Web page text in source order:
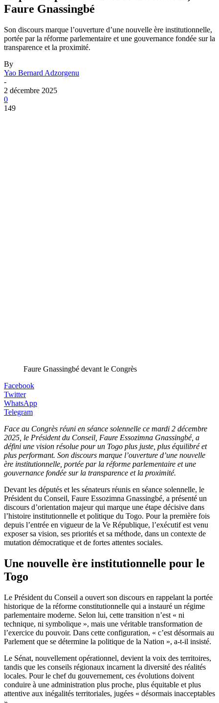
Faure Gnassingbé
Son discours marque l’ouverture d’une nouvelle ère institutionnelle,
portée par la réforme parlementaire et une gouvernance fondée sur la
transparence et la proximité.
By
Yao Bernard Adzorgenu
-
2 décembre 2025
0
149
Faure Gnassingbé devant le Congrès
Facebook
Twitter
WhatsApp
Telegram
Face au Congrès réuni en séance solennelle ce mardi 2 décembre
2025, le Président du Conseil, Faure Essozimna Gnassingbé, a
défini une vision résolue pour un Togo plus juste, plus équilibré et
plus performant. Son discours marque l’ouverture d’une nouvelle
ère institutionnelle, portée par la réforme parlementaire et une
gouvernance fondée sur la transparence et la proximité.
Devant les députés et les sénateurs réunis en séance solennelle, le
Président du Conseil, Faure Essozimna Gnassingbé, a présenté un
discours d’orientation majeur qui marque une étape décisive dans
l’histoire institutionnelle et politique du Togo. Pour la première fois
depuis l’entrée en vigueur de la Ve République, l’exécutif est venu
exposer sa vision, ses priorités et sa méthode, dans un contexte de
mutation démocratique et de fortes attentes sociales.
Une nouvelle ère institutionnelle pour le
Togo
Le Président du Conseil a ouvert son discours en rappelant la portée
historique de la réforme constitutionnelle qui a instauré un régime
parlementaire moderne. Selon lui, cette transition n’est « ni
technique, ni symbolique », mais une véritable transformation de
l’exercice du pouvoir. Dans cette configuration, « c’est désormais au
Parlement que se détermine la politique de la Nation », a-t-il insisté.
Le Sénat, nouvellement opérationnel, devient la voix des territoires,
tandis que les conseils régionaux incarnent la diversité des réalités
locales. Pour le chef du gouvernement, ces évolutions doivent
conduire à une administration plus proche, plus équitable et plus
attentive aux inégalités territoriales, jugées « désormais inacceptables